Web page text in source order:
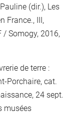
(dir.), Les
France., III,
/ Somogy, 2016,
de terre :
Porchaire, cat.
24 sept.
musées